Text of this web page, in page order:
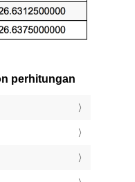
perhitungan